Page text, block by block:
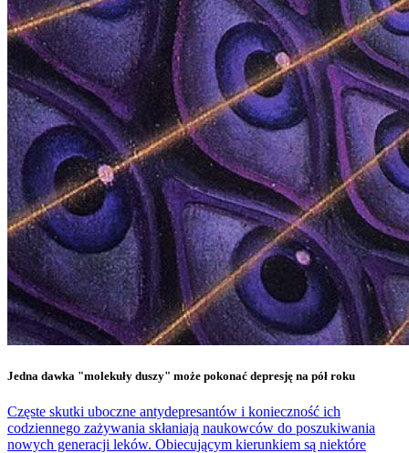
Jedna dawka "molekuły duszy" może pokonać depresję na pół roku
Częste skutki uboczne antydepresantów i konieczność ich
codziennego zażywania skłaniają naukowców do poszukiwania
nowych generacji leków. Obiecującym kierunkiem są niektóre